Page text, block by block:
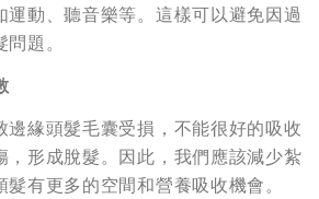
運動、聽音樂等。這樣可以避免因過
題。
邊緣頭髮毛囊受損，不能很好的吸收
，形成脫髮。因此，我們應該減少紮
有更多的空間和營養吸收機會。